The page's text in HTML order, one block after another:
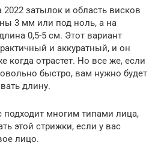
2022 затылок и область висков
3 мм или под ноль, а на
0,5-5 см. Этот вариант
и аккуратный, и он
когда отрастет. Но все же, если
быстро, вам нужно будет
длину.
подходит многим типами лица,
этой стрижки, если у вас
лицо.